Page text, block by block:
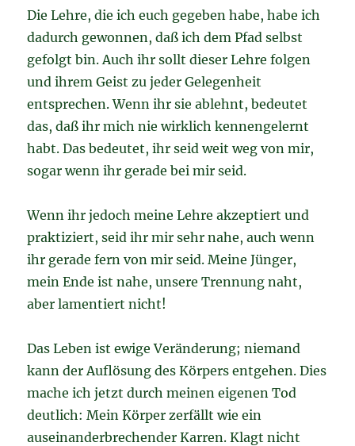
Die Lehre, die ich euch gegeben habe, habe ich
dadurch gewonnen, daß ich dem Pfad selbst
gefolgt bin. Auch ihr sollt dieser Lehre folgen
und ihrem Geist zu jeder Gelegenheit
entsprechen. Wenn ihr sie ablehnt, bedeutet
das, daß ihr mich nie wirklich kennengelernt
habt. Das bedeutet, ihr seid weit weg von mir,
sogar wenn ihr gerade bei mir seid.
Wenn ihr jedoch meine Lehre akzeptiert und
praktiziert, seid ihr mir sehr nahe, auch wenn
ihr gerade fern von mir seid. Meine Jünger,
mein Ende ist nahe, unsere Trennung naht,
aber lamentiert nicht!
Das Leben ist ewige Veränderung; niemand
kann der Auflösung des Körpers entgehen. Dies
mache ich jetzt durch meinen eigenen Tod
deutlich: Mein Körper zerfällt wie ein
auseinanderbrechender Karren. Klagt nicht